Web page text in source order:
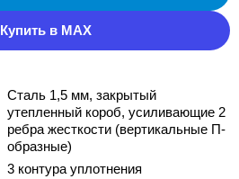
Купить в MAX
Сталь 1,5 мм, закрытый
утепленный короб, усиливающие 2
ребра жесткости (вертикальные П-
образные)
3 контура уплотнения